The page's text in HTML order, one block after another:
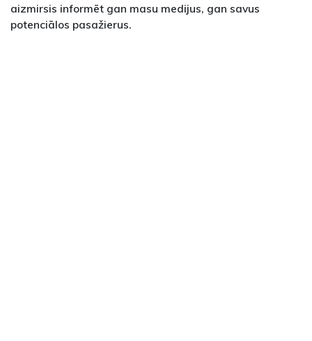
aizmirsis informēt gan masu medijus, gan savus
potenciālos pasažierus.